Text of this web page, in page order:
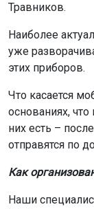
Травников.
Наиболее
уже
этих приборов.
Что касается
основаниях,
них есть –
отправятся по
Как
Наши